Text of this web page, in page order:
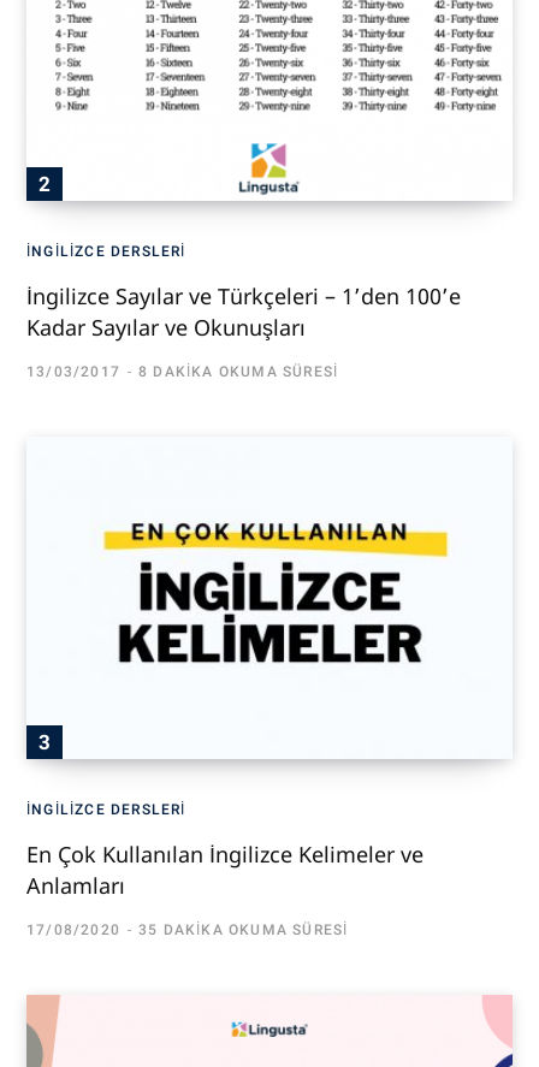
İNGILIZCE DERSLERI
İngilizce Sayılar ve Türkçeleri – 1’den 100’e
Kadar Sayılar ve Okunuşları
13/03/2017 8 DAKIKA OKUMA SÜRESI
İNGILIZCE DERSLERI
En Çok Kullanılan İngilizce Kelimeler ve
Anlamları
17/08/2020 35 DAKIKA OKUMA SÜRESI